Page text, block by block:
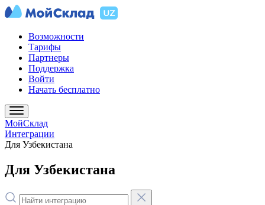
Возможности
Тарифы
Партнеры
Поддержка
Войти
Начать бесплатно
МойСклад
Интеграции
Для Узбекистана
Для Узбекистана